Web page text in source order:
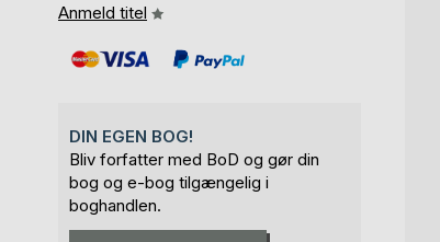
Anmeld titel
DIN EGEN BOG!
Bliv forfatter med BoD og gør din
bog og e-bog tilgængelig i
boghandlen.